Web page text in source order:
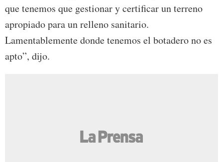
que tenemos que gestionar y certificar un terreno
apropiado para un relleno sanitario.
Lamentablemente donde tenemos el botadero no es
apto”, dijo.